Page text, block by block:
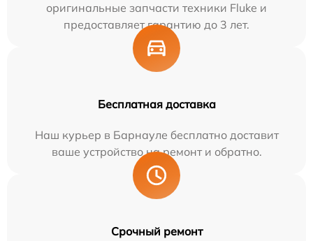
оригинальные запчасти техники Fluke и
предоставляет гарантию до 3 лет.
Бесплатная доставка
Наш курьер в Барнауле бесплатно доставит
ваше устройство на ремонт и обратно.
Срочный ремонт